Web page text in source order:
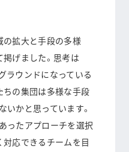
の拡大と手段の多様
げました。思考は
ラウンドになっている
ちの集団は多様な手段
かと思っています。
ったアプローチを選択
対応できるチームを目